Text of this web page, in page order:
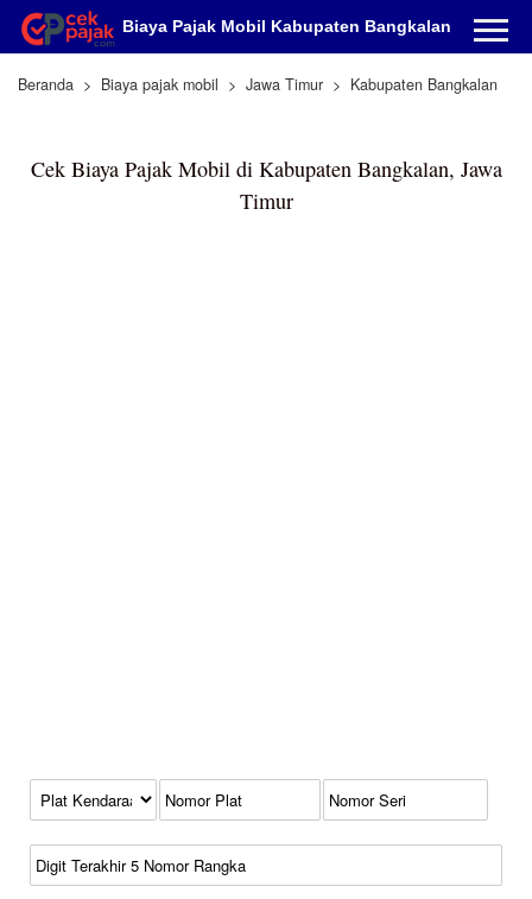
Biaya Pajak Mobil Kabupaten Bangkalan
Beranda Biaya pajak mobil Jawa Timur Kabupaten Bangkalan
Cek Biaya Pajak Mobil di Kabupaten Bangkalan, Jawa
Timur
Kode Plat Kendaraan
No Plat
No Seri
No Rangka